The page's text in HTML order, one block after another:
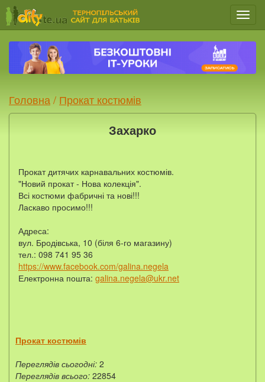
Меню
Головна / Прокат костюмів
Захарко
Прокат дитячих карнавальних костюмів.
"Новий прокат - Нова колекція".
Всі костюми фабричні та нові!!!
Ласкаво просимо!!!
Адреса:
вул. Бродівська, 10 (біля 6-го магазину)
тел.: 098 741 95 36
https://www.facebook.com/galina.negela
Електронна пошта: galina.negela@ukr.net
Прокат костюмів
Переглядів сьогодні: 2
Переглядів всього: 22854